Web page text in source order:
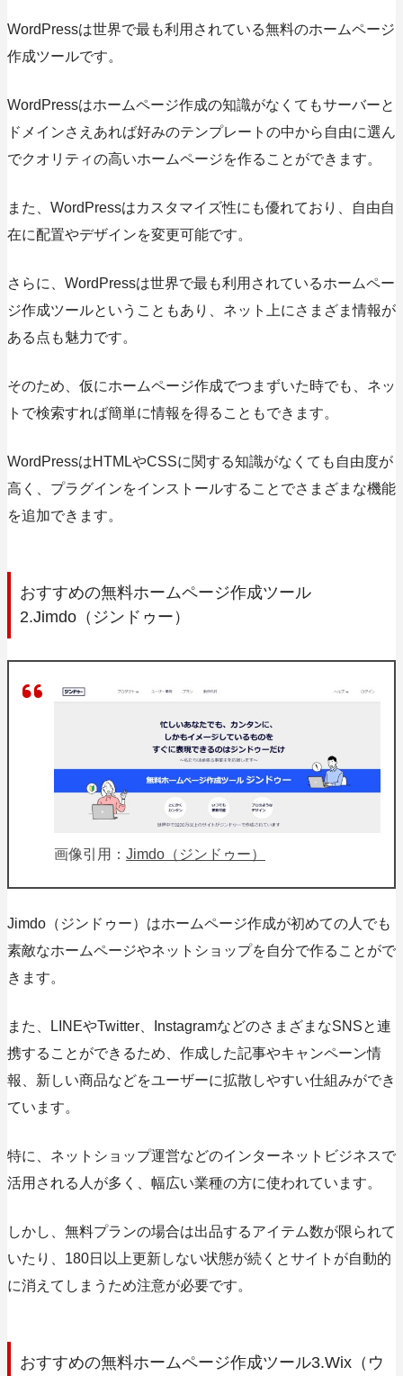
WordPressは世界で最も利用されている無料のホームページ
作成ツールです。
WordPressはホームページ作成の知識がなくてもサーバーと
ドメインさえあれば好みのテンプレートの中から自由に選ん
でクオリティの高いホームページを作ることができます。
また、 WordPressはカスタマイズ性にも優れており、自由自
在に配置やデザインを変更可能です。
さらに、WordPressは世界で最も利用されているホームペー
ジ作成ツールということもあり、ネット上にさまざま情報が
ある点も魅力です。
そのため、仮にホームページ作成でつまずいた時でも、ネッ
トで検索すれば簡単に情報を得ることもできます。
WordPressはHTMLやCSSに関する知識がなくても自由度が
高く、プラグインをインストールすることでさまざまな機能
を追加できます。
おすすめの無料ホームページ作成ツール
2.Jimdo（ジンドゥー）
画像引用： Jimdo（ジンドゥー）
Jimdo（ジンドゥー）はホームページ作成が初めての人でも
素敵なホームページやネットショップを自分で作ることがで
きます。
また、LINEやTwitter、InstagramなどのさまざまなSNSと連
携することができるため、作成した記事やキャンペーン情
報、新しい商品などをユーザーに拡散しやすい仕組みができ
ています。
特に、ネットショップ運営などのインターネットビジネスで
活用される人が多く、幅広い業種の方に使われています。
しかし、無料プランの場合は出品するアイテム数が限られて
いたり、180日以上更新しない状態が続くとサイトが自動的
に消えてしまうため注意が必要です。
おすすめの無料ホームページ作成ツール3.Wix（ウ